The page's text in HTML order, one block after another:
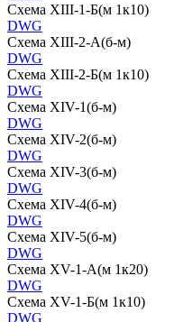
Схема XIII-1-Б(м 1к10)
DWG
Схема XIII-2-А(б-м)
DWG
Схема XIII-2-Б(м 1к10)
DWG
Схема XIV-1(б-м)
DWG
Схема XIV-2(б-м)
DWG
Схема XIV-3(б-м)
DWG
Схема XIV-4(б-м)
DWG
Схема XIV-5(б-м)
DWG
Схема XV-1-А(м 1к20)
DWG
Схема XV-1-Б(м 1к10)
DWG